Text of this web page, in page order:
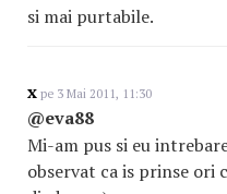
si mai purtabile.
x pe 3 Mai 2011, 11:30
@eva88
Mi-am pus si eu
observat ca is prinse ori